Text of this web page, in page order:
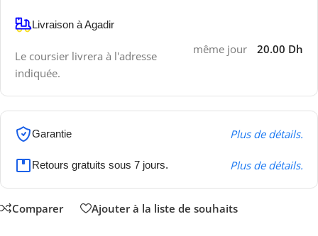
Livraison à Agadir
Le coursier livrera à l'adresse
indiquée.
même jour 20.00 Dh
Garantie Plus de détails.
Retours gratuits sous 7 jours. Plus de détails.
Comparer Ajouter à la liste de souhaits